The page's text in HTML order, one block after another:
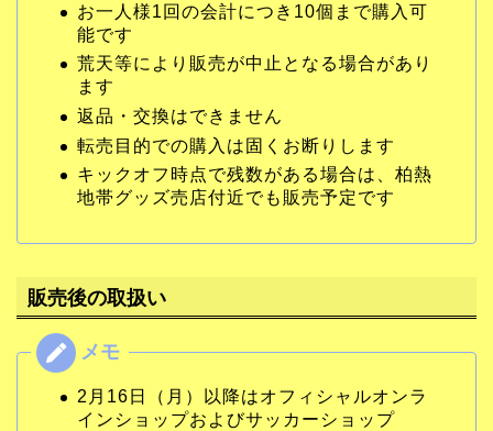
お一人様1回の会計につき10個まで購入可
能です
荒天等により販売が中止となる場合があり
ます
返品・交換はできません
転売目的での購入は固くお断りします
キックオフ時点で残数がある場合は、柏熱
地帯グッズ売店付近でも販売予定です
販売後の取扱い
2月16日（月）以降はオフィシャルオンラ
インショップおよびサッカーショップ